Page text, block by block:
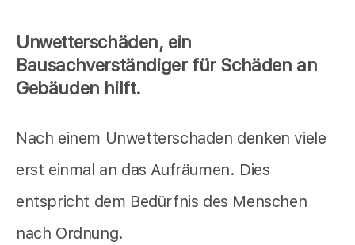
Unwetterschäden, ein
Bausachverständiger für Schäden an
Gebäuden hilft.
Nach einem Unwetterschaden denken viele
erst einmal an das Aufräumen. Dies
entspricht dem Bedürfnis des Menschen
nach Ordnung.